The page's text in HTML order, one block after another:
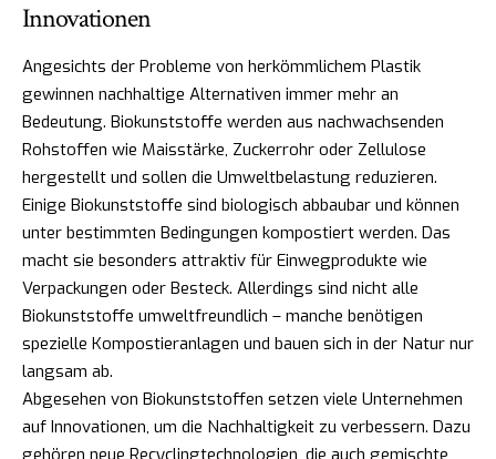
Innovationen
Angesichts der Probleme von herkömmlichem Plastik
gewinnen nachhaltige Alternativen immer mehr an
Bedeutung. Biokunststoffe werden aus nachwachsenden
Rohstoffen wie Maisstärke, Zuckerrohr oder Zellulose
hergestellt und sollen die Umweltbelastung reduzieren.
Einige Biokunststoffe sind biologisch abbaubar und können
unter bestimmten Bedingungen kompostiert werden. Das
macht sie besonders attraktiv für Einwegprodukte wie
Verpackungen oder Besteck. Allerdings sind nicht alle
Biokunststoffe umweltfreundlich – manche benötigen
spezielle Kompostieranlagen und bauen sich in der Natur nur
langsam ab.
Abgesehen von Biokunststoffen setzen viele Unternehmen
auf Innovationen, um die Nachhaltigkeit zu verbessern. Dazu
gehören neue Recyclingtechnologien, die auch gemischte